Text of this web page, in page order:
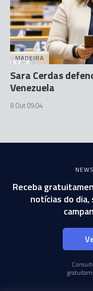
MADEIRA
Sara Cerdas
Venezuela
8 Out 09:04
Receba
notícias do